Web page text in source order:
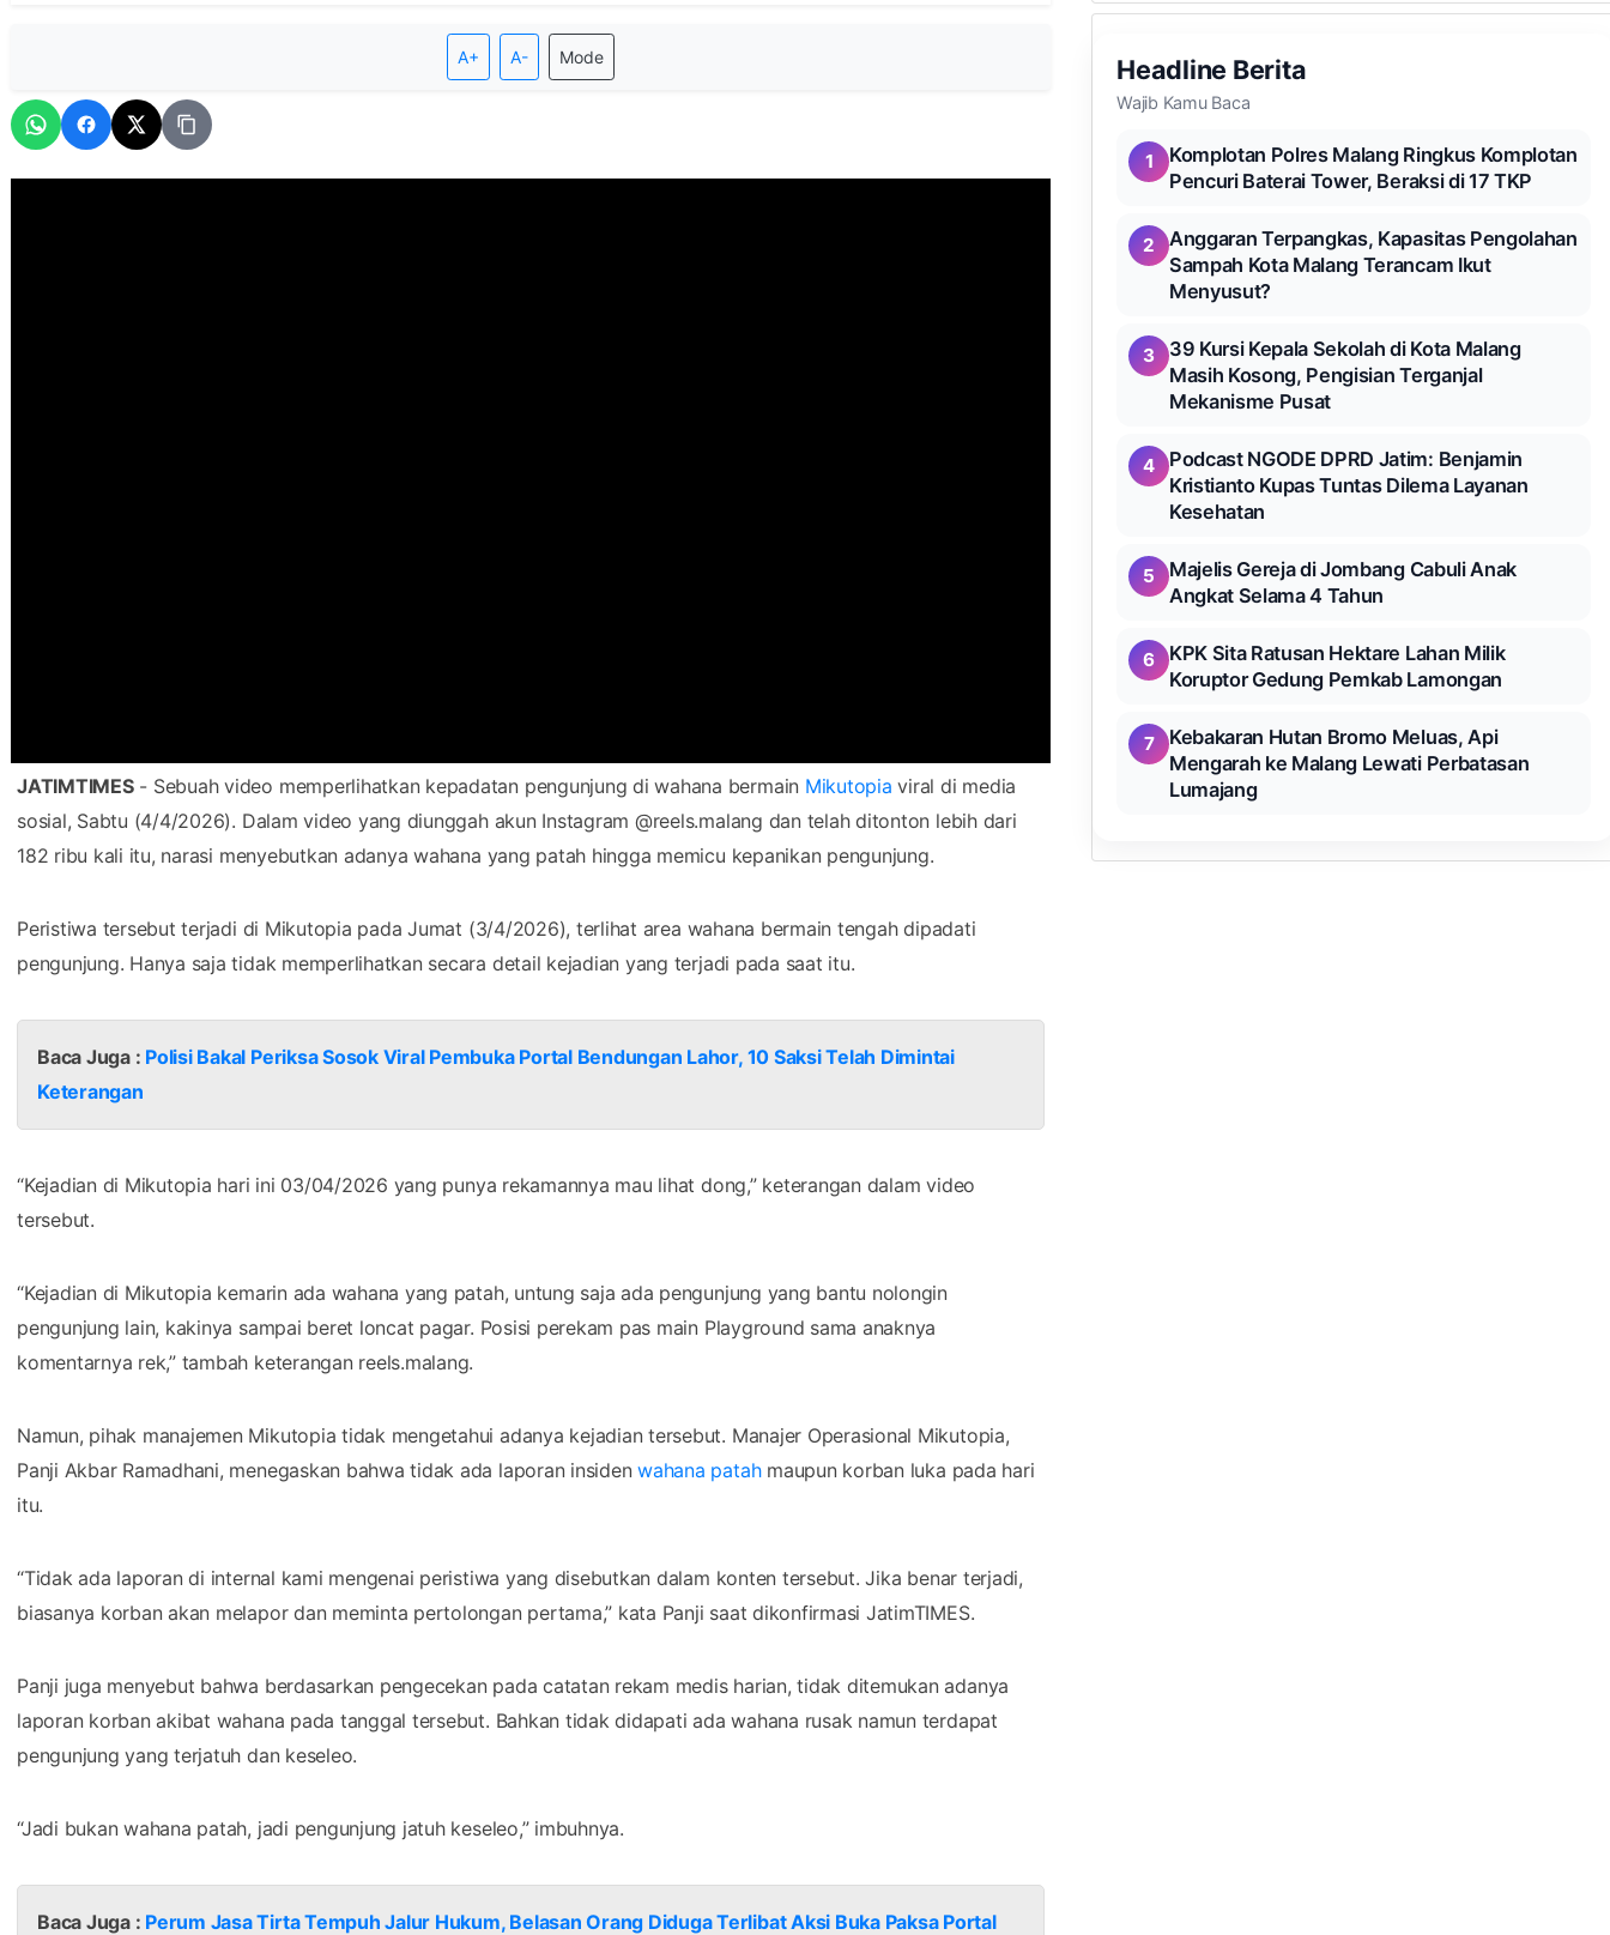
A+ A- Mode
JATIMTIMES- Sebuah video memperlihatkan kepadatan pengunjung di wahana bermain Mikutopiaviral di media
sosial, Sabtu (4/4/2026). Dalam video yang diunggah akun Instagram @reels.malang dan telah ditonton lebih dari
182 ribu kali itu, narasi menyebutkan adanya wahana yang patah hingga memicu kepanikan pengunjung.
Peristiwa tersebut terjadi di Mikutopia pada Jumat (3/4/2026), terlihat area wahana bermain tengah dipadati
pengunjung. Hanya saja tidak memperlihatkan secara detail kejadian yang terjadi pada saat itu.
Baca Juga : Polisi Bakal Periksa Sosok Viral Pembuka Portal Bendungan Lahor, 10 Saksi Telah Dimintai
Keterangan
“Kejadian di Mikutopia hari ini 03/04/2026 yang punya rekamannya mau lihat dong,” keterangan dalam video
tersebut.
“Kejadian di Mikutopia kemarin ada wahana yang patah, untung saja ada pengunjung yang bantu nolongin
pengunjung lain, kakinya sampai beret loncat pagar. Posisi perekam pas main Playground sama anaknya
komentarnya rek,” tambah keterangan reels.malang.
Namun, pihak manajemen Mikutopia tidak mengetahui adanya kejadian tersebut. Manajer Operasional Mikutopia,
Panji Akbar Ramadhani, menegaskan bahwa tidak ada laporan insidenwahana patah maupun korban luka pada hari
itu.
“Tidak ada laporan di internal kami mengenai peristiwa yang disebutkan dalam konten tersebut. Jika benar terjadi,
biasanya korban akan melapor dan meminta pertolongan pertama,” kata Panji saat dikonfirmasi JatimTIMES.
Panji juga menyebut bahwa berdasarkan pengecekan pada catatan rekam medis harian, tidak ditemukan adanya
laporan korban akibat wahana pada tanggal tersebut. Bahkan tidak didapati ada wahana rusak namun terdapat
pengunjung yang terjatuh dan keseleo.
“Jadi bukan wahana patah, jadi pengunjung jatuh keseleo,” imbuhnya.
Baca Juga : Perum Jasa Tirta Tempuh Jalur Hukum, Belasan Orang Diduga Terlibat Aksi Buka Paksa Portal
Headline Berita
Wajib Kamu Baca
1
Komplotan Polres Malang Ringkus Komplotan
Pencuri Baterai Tower, Beraksi di 17 TKP
2
Anggaran Terpangkas, Kapasitas Pengolahan
Sampah Kota Malang Terancam Ikut
Menyusut?
3
39 Kursi Kepala Sekolah di Kota Malang
Masih Kosong, Pengisian Terganjal
Mekanisme Pusat
4
Podcast NGODE DPRD Jatim: Benjamin
Kristianto Kupas Tuntas Dilema Layanan
Kesehatan
5
Majelis Gereja di Jombang Cabuli Anak
Angkat Selama 4 Tahun
6
KPK Sita Ratusan Hektare Lahan Milik
Koruptor Gedung Pemkab Lamongan
7
Kebakaran Hutan Bromo Meluas, Api
Mengarah ke Malang Lewati Perbatasan
Lumajang